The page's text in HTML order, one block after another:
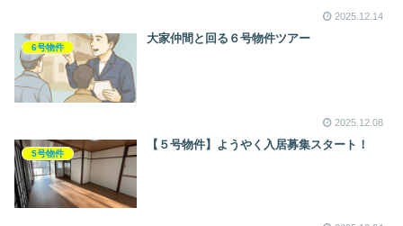
2025.12.14
6号物件
大家仲間と回る６号物件ツアー
2025.12.08
5号物件
【５号物件】ようやく入居募集スタート！